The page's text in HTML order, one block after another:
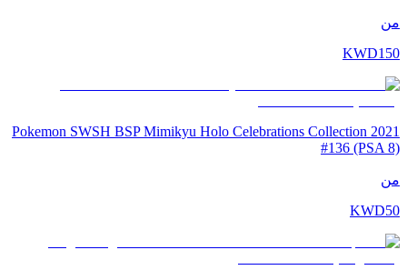
من
KWD150
2021 Pokemon SWSH BSP Mimikyu Holo Celebrations Collection
#136 (PSA 8)
من
KWD50